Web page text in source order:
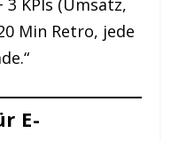
3 KPIs (Umsatz,
Min Retro, jede
E-